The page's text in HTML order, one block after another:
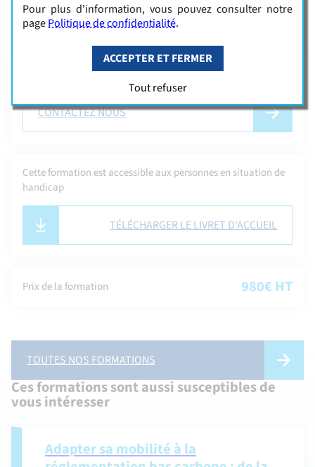
TÉLÉCHARGER LE BULLETIN D'INSCRIPTION
Besoin d'informations complémentaires ?
CONTACTEZ NOUS
Cette formation est accessible aux personnes en situation de
handicap
TÉLÉCHARGER LE LIVRET D'ACCUEIL
Prix de la formation 980€ HT
Ces formations sont aussi susceptibles de
vous intéresser
TOUTES NOS FORMATIONS
Adapter sa mobilité à la
Pour plus d'information, vous pouvez consulter notre
pagePolitique de confidentialité.
ACCEPTER ET FERMER
Tout refuser